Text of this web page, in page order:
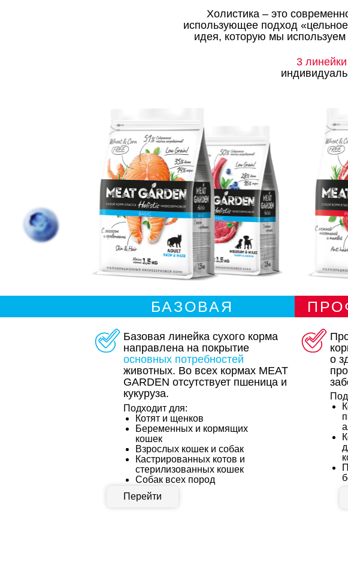
Холистика – это
использующее подход
идея, которую мы
3
БАЗОВАЯ
о
Базовая линейка сухого корма
направлена на покрытие
основных потребностей
животных. Во всех кормах MEAT
GARDEN отсутствует пшеница и
кукуруза.
Подходит для:
Котят и щенков
Беременных и кормящих
кошек
Взрослых кошек и собак
Кастрированных котов и
стерилизованных кошек
Собак всех пород
Перейти